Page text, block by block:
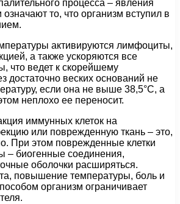
процесса – явления
то, что организм вступил в
активируются лимфоциты,
а также ускоряются все
что ведет к скорейшему
достаточно веских оснований не
если она не выше 38,5°С, а
неплохо ее переносит.
иммунных клеток на
или поврежденную ткань – это,
При этом поврежденные клетки
– биогенные соединения,
оболочки расширяться.
повышение температуры, боль и
организм ограничивает